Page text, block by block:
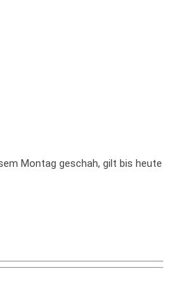
Montag geschah, gilt bis heute